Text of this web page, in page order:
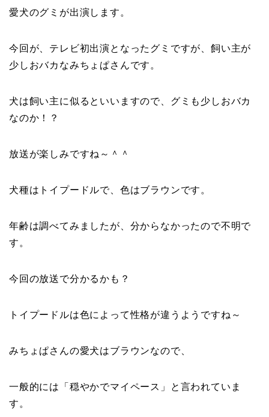
愛犬のグミが出演します。
今回が、テレビ初出演となったグミですが、飼い主が
少しおバカなみちょぱさんです。
犬は飼い主に似るといいますので、グミも少しおバカ
なのか！？
放送が楽しみですね～＾＾
犬種はトイプードルで、色はブラウンです。
年齢は調べてみましたが、分からなかったので不明で
す。
今回の放送で分かるかも？
トイプードルは色によって性格が違うようですね～
みちょぱさんの愛犬はブラウンなので、
一般的には「穏やかでマイペース」と言われていま
す。